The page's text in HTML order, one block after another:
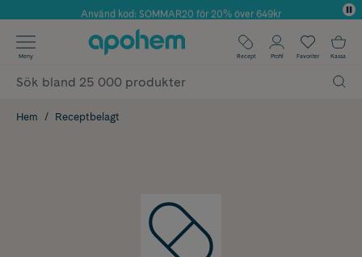
Årets Butik 2025 inom Skönhet
Använd kod: SOMMAR20 för 20% över 649kr
✓ Fri frakt
✓ Poäng på alla köp*
Meny Recept Profil Favoriter Kassa
Hem Receptbelagt